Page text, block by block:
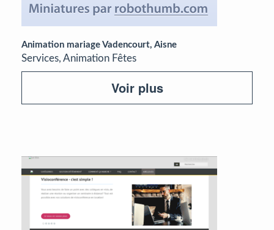
Animation mariage Vadencourt, Aisne
Services, Animation Fêtes
Voir plus